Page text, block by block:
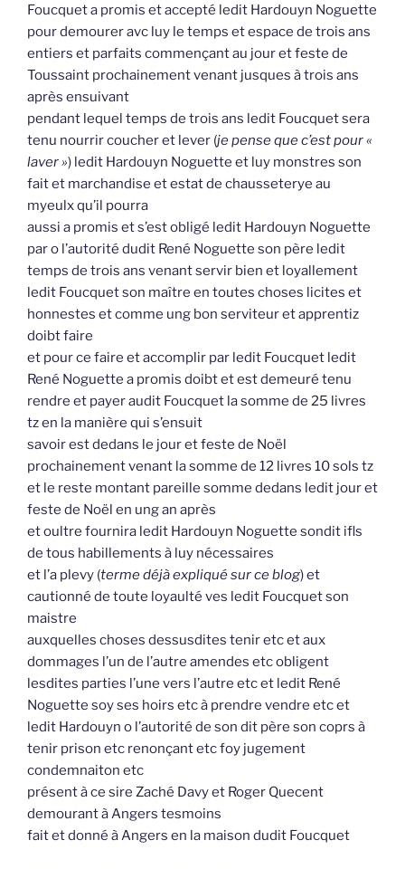
Foucquet a promis et accepté ledit Hardouyn Noguette
pour demourer avc luy le temps et espace de trois ans
entiers et parfaits commençant au jour et feste de
Toussaint prochainement venant jusques à trois ans
après ensuivant
pendant lequel temps de trois ans ledit Foucquet sera
tenu nourrir coucher et lever (je pense que c’est pour «
laver ») ledit Hardouyn Noguette et luy monstres son
fait et marchandise et estat de chausseterye au
myeulx qu’il pourra
aussi a promis et s’est obligé ledit Hardouyn Noguette
par o l’autorité dudit René Noguette son père ledit
temps de trois ans venant servir bien et loyallement
ledit Foucquet son maître en toutes choses licites et
honnestes et comme ung bon serviteur et apprentiz
doibt faire
et pour ce faire et accomplir par ledit Foucquet ledit
René Noguette a promis doibt et est demeuré tenu
rendre et payer audit Foucquet la somme de 25 livres
tz en la manière qui s’ensuit
savoir est dedans le jour et feste de Noël
prochainement venant la somme de 12 livres 10 sols tz
et le reste montant pareille somme dedans ledit jour et
feste de Noël en ung an après
et oultre fournira ledit Hardouyn Noguette sondit ifls
de tous habillements à luy nécessaires
et l’a plevy (terme déjà expliqué sur ce blog) et
cautionné de toute loyaulté ves ledit Foucquet son
maistre
auxquelles choses dessusdites tenir etc et aux
dommages l’un de l’autre amendes etc obligent
lesdites parties l’une vers l’autre etc et ledit René
Noguette soy ses hoirs etc à prendre vendre etc et
ledit Hardouyn o l’autorité de son dit père son coprs à
tenir prison etc renonçant etc foy jugement
condemnaiton etc
présent à ce sire Zaché Davy et Roger Quecent
demourant à Angers tesmoins
fait et donné à Angers en la maison dudit Foucquet